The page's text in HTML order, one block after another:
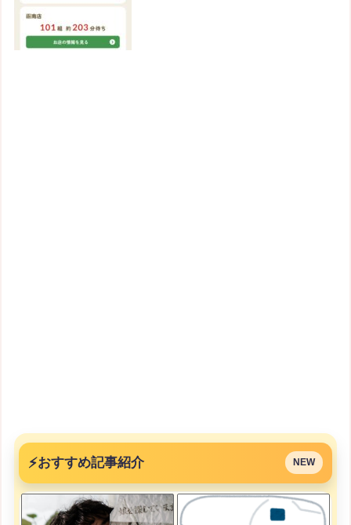
⚡おすすめ記事紹介 NEW